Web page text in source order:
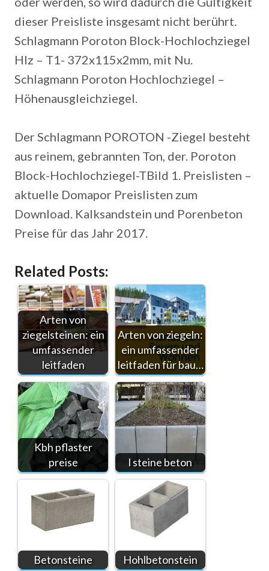
dieser Preisliste insgesamt nicht berührt.
Schlagmann Poroton Block-Hochlochziegel
Hlz – T1- 372x115x2mm, mit Nu.
Schlagmann Poroton Hochlochziegel –
Höhenausgleichziegel.
Der Schlagmann POROTON -Ziegel besteht
aus reinem, gebrannten Ton, der. Poroton
Block-Hochlochziegel-TBild 1. Preislisten –
aktuelle Domapor Preislisten zum
Download. Kalksandstein und Porenbeton
Preise für das Jahr 2017.
Related Posts:
Arten von
ziegelsteinen: ein
umfassender
leitfaden
Arten von ziegeln:
ein umfassender
leitfaden für bau…
Kbh pflaster
preise
l steine beton
Betonsteine Hohlbetonstein